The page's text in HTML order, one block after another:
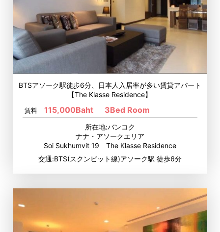
BTSアソーク駅徒歩6分、日本人入居率が多い賃貸アパート
【The Klasse Residence】
賃料 115,000Baht 3Bed Room
所在地:バンコク
ナナ・アソークエリア
Soi Sukhumvit 19 The Klasse Residence
交通:BTS(スクンビット線)アソーク駅 徒歩6分